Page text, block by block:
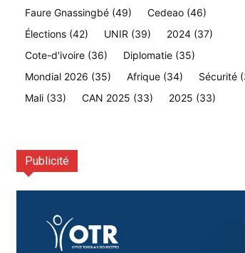
Faure Gnassingbé (49) Cedeao (46)
Élections (42) UNIR (39) 2024 (37)
Cote-d'ivoire (36) Diplomatie (35)
Mondial 2026 (35) Afrique (34) Sécurité
Mali (33) CAN 2025 (33) 2025 (33)
Publicité